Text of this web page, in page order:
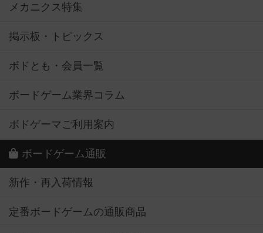
メカニクス特集
掲示板・トピックス
ボドとも・会員一覧
ボードゲーム業界コラム
ボドゲーマご利用案内
ボードゲーム通販
新作・再入荷情報
定番ボードゲームの通販商品